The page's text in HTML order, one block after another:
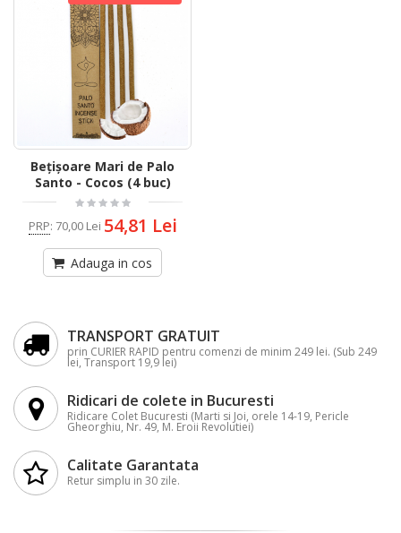
Bețișoare Mari de Palo
Santo - Cocos (4 buc)
PRP: 70,00 Lei 54,81 Lei
Adauga in cos
TRANSPORT GRATUIT
prin CURIER RAPID pentru comenzi de minim 249 lei. (Sub 249
lei, Transport 19,9 lei)
Ridicari de colete in Bucuresti
Ridicare Colet Bucuresti (Marti si Joi, orele 14-19, Pericle
Gheorghiu, Nr. 49, M. Eroii Revolutiei)
Calitate Garantata
Retur simplu in 30 zile.